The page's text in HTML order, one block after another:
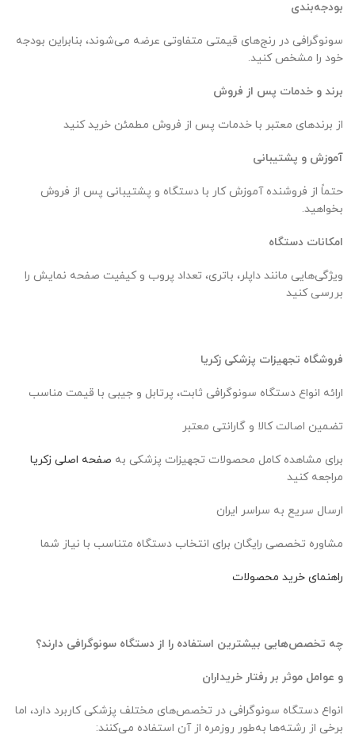
بودجه‌بندی
سونوگرافی در رنج‌های قیمتی متفاوتی عرضه می‌شوند، بنابراین بودجه
خود را مشخص کنید.
برند و خدمات پس از فروش
از برندهای معتبر با خدمات پس از فروش مطمئن خرید کنید
آموزش و پشتیبانی
حتماً از فروشنده آموزش کار با دستگاه و پشتیبانی پس از فروش
بخواهید.
امکانات دستگاه
ویژگی‌هایی مانند داپلر، باتری، تعداد پروب و کیفیت صفحه نمایش را
بررسی کنید
فروشگاه تجهیزات پزشکی زکریا
ارائه انواع دستگاه سونوگرافی ثابت، پرتابل و جیبی با قیمت مناسب
تضمین اصالت کالا و گارانتی معتبر
برای مشاهده کامل محصولات تجهیزات پزشکی به صفحه اصلی زکریا
مراجعه کنید
ارسال سریع به سراسر ایران
مشاوره تخصصی رایگان برای انتخاب دستگاه متناسب با نیاز شما
راهنمای خرید محصولات
چه تخصص‌هایی بیشترین استفاده را از دستگاه سونوگرافی دارند؟
و عوامل موثر بر رفتار خریداران
انواع دستگاه سونوگرافی در تخصص‌های مختلف پزشکی کاربرد دارد، اما
برخی از رشته‌ها به‌طور روزمره از آن استفاده می‌کنند: